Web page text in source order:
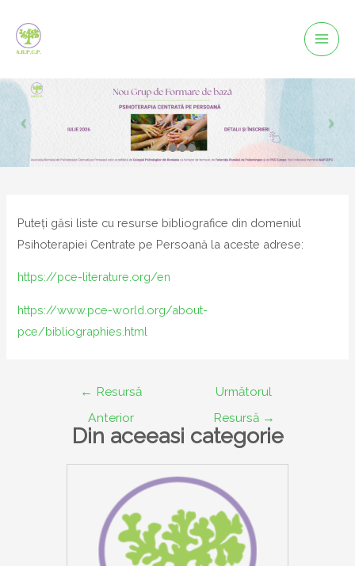
Puteți găsi liste cu resurse bibliografice din domeniul
Psihoterapiei Centrate pe Persoană la aceste adrese:
https://pce-literature.org/en
https://www.pce-world.org/about-
pce/bibliographies.html
articole
← Resursă
Anterior
Următorul
Resursă →
Din aceeasi categorie